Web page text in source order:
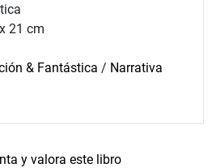
21 cm
& Fantástica / Narrativa
y valora este libro